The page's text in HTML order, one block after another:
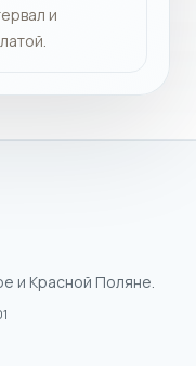
и
и Красной Поляне.